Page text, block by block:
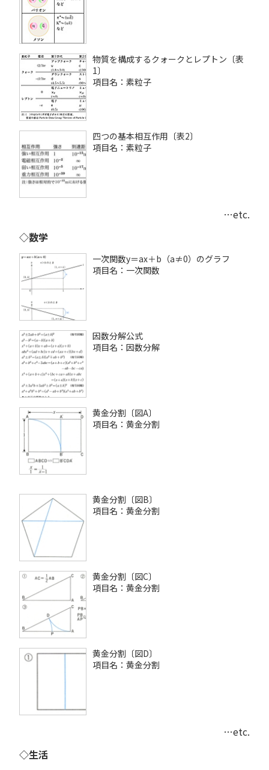
物質を構成するクォークとレプトン〔表
1〕
項目名：素粒子
四つの基本相互作用〔表2〕
項目名：素粒子
…etc.
◇数学
一次関数y＝ax＋b（a≠0）のグラフ
項目名：一次関数
因数分解公式
項目名：因数分解
黄金分割〔図A〕
項目名：黄金分割
黄金分割〔図B〕
項目名：黄金分割
黄金分割〔図C〕
項目名：黄金分割
黄金分割〔図D〕
項目名：黄金分割
…etc.
◇生活